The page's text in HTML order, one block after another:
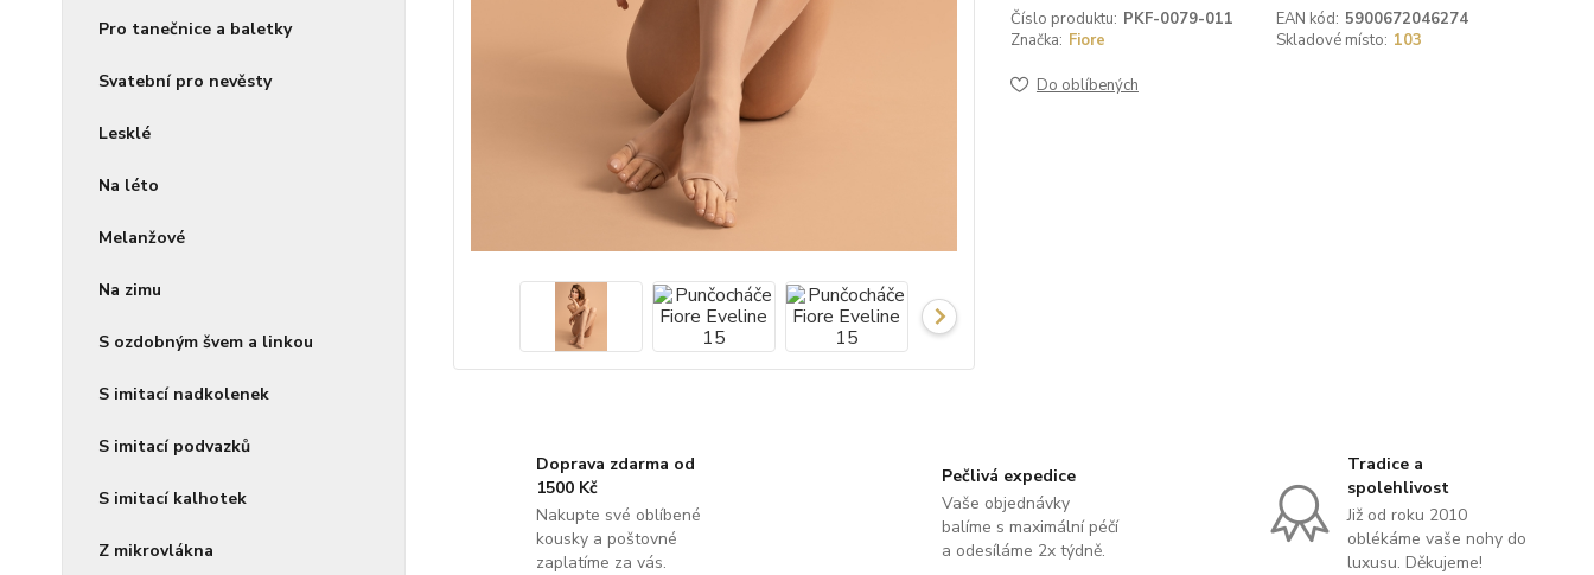
Pro tanečnice a baletky
Svatební pro nevěsty
Lesklé
Na léto
Melanžové
Na zimu
S ozdobným švem a linkou
S imitací nadkolenek
S imitací podvazků
S imitací kalhotek
Z mikrovlákna
Číslo produktu: PKF-0079-011 EAN kód: 5900672046274
Značka: Fiore Skladové místo: 103
Do oblíbených
Doprava zdarma od
1500 Kč
Nakupte své oblíbené
kousky a poštovné
zaplatíme za vás.
Pečlivá expedice
Vaše objednávky
balíme s maximální péčí
a odesíláme 2x týdně.
Tradice a
spolehlivost
Již od roku 2010
oblékáme vaše nohy do
luxusu. Děkujeme!